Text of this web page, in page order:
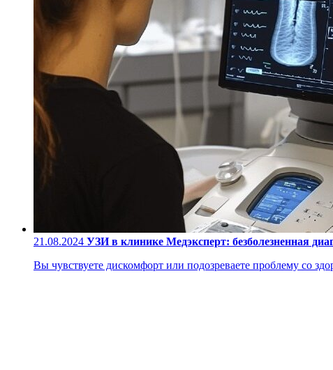
21.08.2024 УЗИ в клинике Медэксперт: безболезненная
Вы чувствуете дискомфорт или подозреваете проблему со